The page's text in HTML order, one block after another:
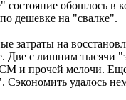
состояние обошлось в
дешевке на "свалке".
затраты на
Две с лишним тысячи
и прочей мелочи.
Сэкономить удалось